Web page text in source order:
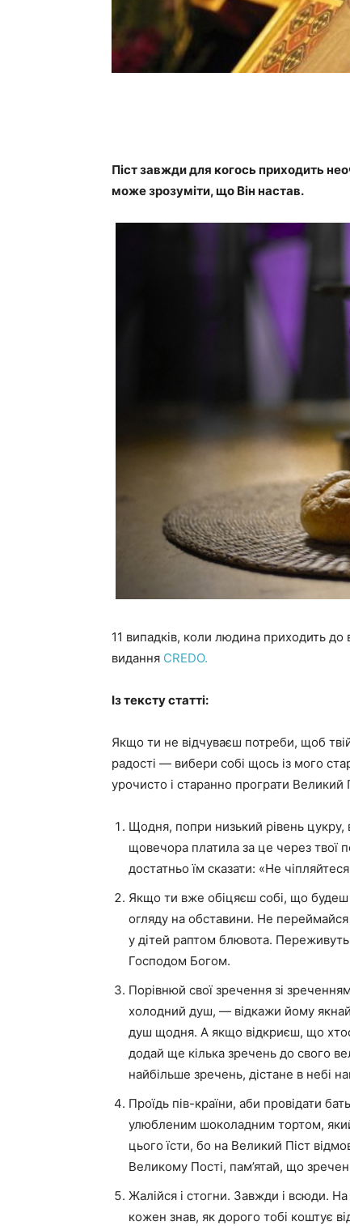
Піст завжди для когось приходить
може зрозуміти, що Він настав.
11 випадків, коли людина приходить
видання CREDO.
Із тексту статті:
Якщо ти не відчуваєш потреби, щоб
радості — вибери собі щось із мого
урочисто і старанно програти Великий
Щодня, попри низький рівень цукру,
щовечора платила за це через твої
достатньо їм сказати: «Не
Якщо ти вже обіцяєш собі, що
огляду на обставини. Не
у дітей раптом блювота.
Господом Богом.
Порівнюй свої зречення зі
холодний душ, — відкажи йому
душ щодня. А якщо відкриєш, що
додай ще кілька зречень до свого
найбільше зречень, дістане в небі
Проїдь пів-країни, аби провідати
улюбленим шоколадним тортом,
цього їсти, бо на Великий Піст
Великому Пості, пам’ятай, що
Жалійся і стогни. Завжди і всюди.
кожен знав, як дорого тобі коштує